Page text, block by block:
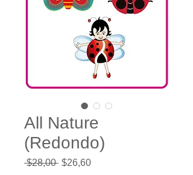
All Nature
(Redondo)
$28,00 Precio
$26,60Precio